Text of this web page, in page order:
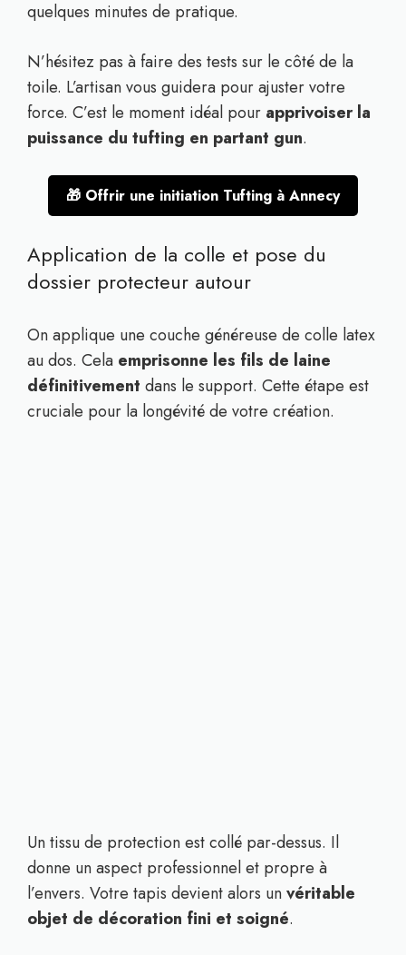
quelques minutes de pratique.
N’hésitez pas à faire des tests sur le côté de la
toile. L’artisan vous guidera pour ajuster votre
force. C’est le moment idéal pour apprivoiser la
puissance du tufting en partant gun.
🎁 Offrir une initiation Tufting à Annecy
Application de la colle et pose du
dossier protecteur autour
On applique une couche généreuse de colle latex
au dos. Cela emprisonne les fils de laine
définitivement dans le support. Cette étape est
cruciale pour la longévité de votre création.
Un tissu de protection est collé par-dessus. Il
donne un aspect professionnel et propre à
l’envers. Votre tapis devient alors unvéritable
objet de décoration fini et soigné.